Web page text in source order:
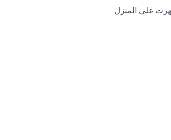
على المنزل